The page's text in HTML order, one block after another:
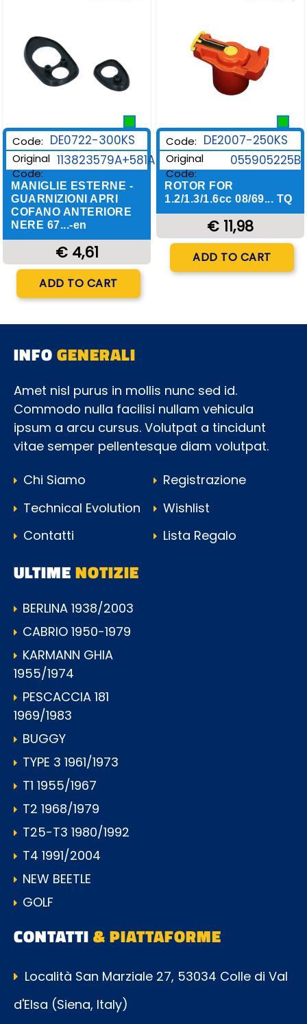
Code: DE0722-300KS
Original
Code:
113823579A+581A
MANIGLIE ESTERNE -
GUARNIZIONI APRI
COFANO ANTERIORE
NERE 67...-en
€ 4,61
ADD TO CART
Code: DE2007-250KS
Original
Code:
055905225B
ROTOR FOR
1.2/1.3/1.6cc 08/69... TQ
€ 11,98
ADD TO CART
INFOGENERALI
Amet nisl purus in mollis nunc sed id.
Commodo nulla facilisi nullam vehicula
ipsum a arcu cursus. Volutpat a tincidunt
vitae semper pellentesque diam volutpat.
Chi Siamo
Technical Evolution
Contatti
Registrazione
Wishlist
Lista Regalo
ULTIMENOTIZIE
BERLINA 1938/2003
CABRIO 1950-1979
KARMANN GHIA
1955/1974
PESCACCIA 181
1969/1983
BUGGY
TYPE 3 1961/1973
T1 1955/1967
T2 1968/1979
T25-T3 1980/1992
T4 1991/2004
NEW BEETLE
GOLF
CONTATTI& PIATTAFORME
Località San Marziale 27, 53034 Colle di Val
d'Elsa (Siena, Italy)